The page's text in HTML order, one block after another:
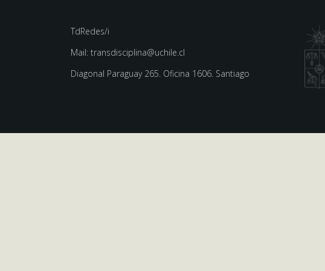
TdRedes/i
Mail: transdisciplina@uchile.cl
Diagonal Paraguay 265. Oficina 1606. Santiago